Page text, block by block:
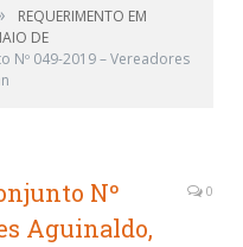
REQUERIMENTO EM
DE
Nº 049-2019 – Vereadores
Nº
Aguinaldo,
0